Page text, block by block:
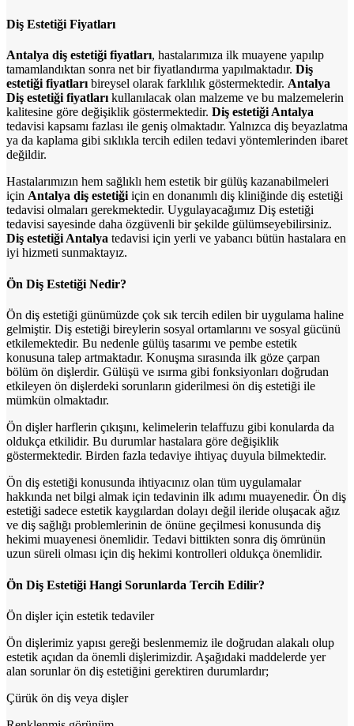
Diş Estetiği Fiyatları
Antalya diş estetiği fiyatları, hastalarımıza ilk muayene yapılıp
tamamlandıktan sonra net bir fiyatlandırma yapılmaktadır. Diş
estetiği fiyatları bireysel olarak farklılık göstermektedir. Antalya
Diş estetiği fiyatları kullanılacak olan malzeme ve bu malzemelerin
kalitesine göre değişiklik göstermektedir. Diş estetiği Antalya
tedavisi kapsamı fazlası ile geniş olmaktadır. Yalnızca diş beyazlatma
ya da kaplama gibi sıklıkla tercih edilen tedavi yöntemlerinden ibaret
değildir.
Hastalarımızın hem sağlıklı hem estetik bir gülüş kazanabilmeleri
için Antalya diş estetiği için en donanımlı diş kliniğinde diş estetiği
tedavisi olmaları gerekmektedir. Uygulayacağımız Diş estetiği
tedavisi sayesinde daha özgüvenli bir şekilde gülümseyebilirsiniz.
Diş estetiği Antalya tedavisi için yerli ve yabancı bütün hastalara en
iyi hizmeti sunmaktayız.
Ön Diş Estetiği Nedir?
Ön diş estetiği günümüzde çok sık tercih edilen bir uygulama haline
gelmiştir. Diş estetiği bireylerin sosyal ortamlarını ve sosyal gücünü
etkilemektedir. Bu nedenle gülüş tasarımı ve pembe estetik
konusuna talep artmaktadır. Konuşma sırasında ilk göze çarpan
bölüm ön dişlerdir. Gülüşü ve ısırma gibi fonksiyonları doğrudan
etkileyen ön dişlerdeki sorunların giderilmesi ön diş estetiği ile
mümkün olmaktadır.
Ön dişler harflerin çıkışını, kelimelerin telaffuzu gibi konularda da
oldukça etkilidir. Bu durumlar hastalara göre değişiklik
göstermektedir. Birden fazla tedaviye ihtiyaç duyula bilmektedir.
Ön diş estetiği konusunda ihtiyacınız olan tüm uygulamalar
hakkında net bilgi almak için tedavinin ilk adımı muayenedir. Ön diş
estetiği sadece estetik kaygılardan dolayı değil ileride oluşacak ağız
ve diş sağlığı problemlerinin de önüne geçilmesi konusunda diş
hekimi muayenesi önemlidir. Tedavi bittikten sonra diş ömrünün
uzun süreli olması için diş hekimi kontrolleri oldukça önemlidir.
Ön Diş Estetiği Hangi Sorunlarda Tercih Edilir?
Ön dişler için estetik tedaviler
Ön dişlerimiz yapısı gereği beslenmemiz ile doğrudan alakalı olup
estetik açıdan da önemli dişlerimizdir. Aşağıdaki maddelerde yer
alan sorunlar ön diş estetiğini gerektiren durumlardır;
Çürük ön diş veya dişler